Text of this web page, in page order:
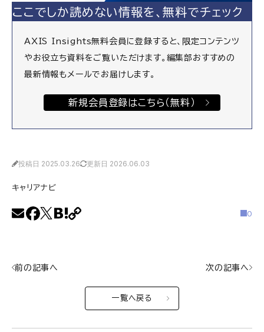
ここでしか読めない情報を、無料でチェック
AXIS Insights無料会員に登録すると、限定コンテンツ
やお役立ち資料をご覧いただけます。編集部おすすめの
最新情報もメールでお届けします。
新規会員登録はこちら（無料）
投稿日 2025.03.26 更新日 2026.06.03
キャリアナビ
0
前の記事へ
一覧へ戻る
次の記事へ